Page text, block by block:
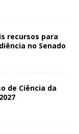
recursos para
no Senado
de Ciência da